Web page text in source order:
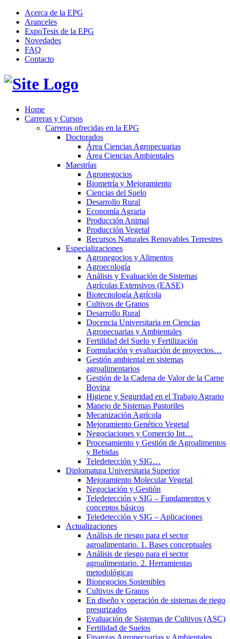
Acerca de la EPG
Aranceles
ExpoTesis de la EPG
Novedades
FAQ
Contacto
Home
Carreras y Cursos
Carreras ofrecidas en la EPG
Doctorados
Área Ciencias Agropecuarias
Área Ciencias Ambientales
Maestrías
Agronegocios
Biometría y Mejoramiento
Ciencias del Suelo
Desarrollo Rural
Economía Agraria
Producción Animal
Producción Vegetal
Recursos Naturales Renovables Terrestres
Especializaciones
Agronegocios y Alimentos
Agroecología
Análisis y Evaluación de Sistemas
Agrícolas Extensivos (EASE)
Biotecnología Agrícola
Cultivos de Granos
Desarrollo Rural
Docencia Universitaria en Ciencias
Agropecuarias y Ambientales
Fertilidad del Suelo y Fertilización
Formulación y evaluación de proyectos…
Gestión ambiental en sistemas
agroalimentarios
Gestión de la Cadena de Valor de la Carne
Bovina
Higiene y Seguridad en el Trabajo Agrario
Manejo de Sistemas Pastoriles
Mecanización Agrícola
Mejoramiento Genético Vegetal
Negociaciones y Comercio Int…
Procesamiento y Gestión de Agroalimentos
y Bebidas
Teledetección y SIG…
Diplomatura Universitaria Superior
Mejoramiento Molecular Vegetal
Negociación y Gestión
Teledetección y SIG – Fundamentos y
conceptos básicos
Teledetección y SIG – Aplicaciones
Actualizaciones
Análisis de riesgo para el sector
agroalimentario. 1. Bases conceptuales
Análisis de riesgo para el sector
agroalimentario. 2. Herramientas
metodológicas
Bionegocios Sostenibles
Cultivos de Granos
En diseño y operación de sistemas de riego
presurizados
Evaluación de Sistemas de Cultivos (ASC)
Fertilidad de Suelos
Finanzas Agropecuarias y Ambientales